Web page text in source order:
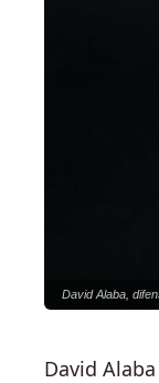
David Alaba,
David